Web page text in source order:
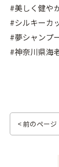
#美しく健や
#シルキーカ
#夢シャンプ
#神奈川県海
< 前のページ